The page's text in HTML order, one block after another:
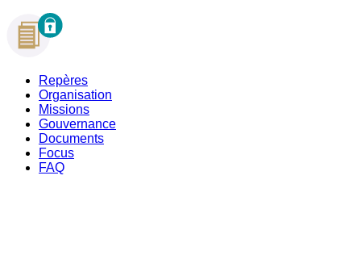
Repères
Organisation
Missions
Gouvernance
Documents
Focus
FAQ